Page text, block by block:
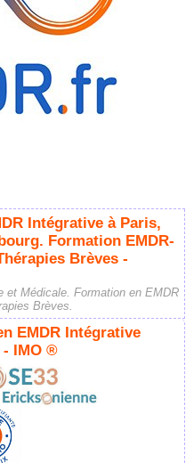
Intégrative à Paris,
Formation EMDR-
Brèves -
et Médicale. Formation en EMDR
Brèves.
EMDR Intégrative
- IMO ®